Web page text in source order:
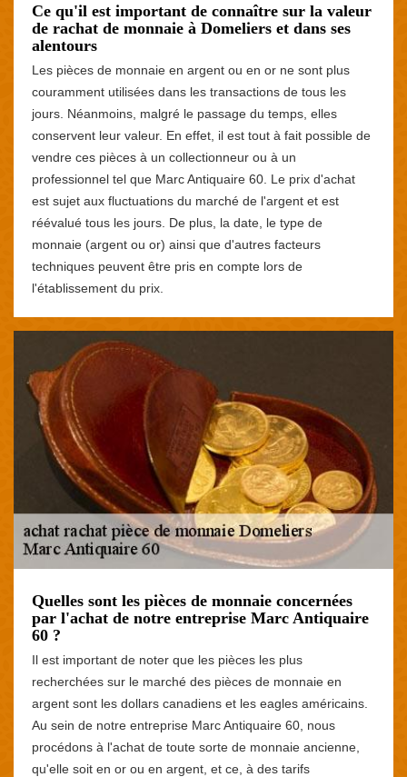
Ce qu'il est important de connaître sur la valeur
de rachat de monnaie à Domeliers et dans ses
alentours
Les pièces de monnaie en argent ou en or ne sont plus
couramment utilisées dans les transactions de tous les
jours. Néanmoins, malgré le passage du temps, elles
conservent leur valeur. En effet, il est tout à fait possible de
vendre ces pièces à un collectionneur ou à un
professionnel tel que Marc Antiquaire 60. Le prix d'achat
est sujet aux fluctuations du marché de l'argent et est
réévalué tous les jours. De plus, la date, le type de
monnaie (argent ou or) ainsi que d'autres facteurs
techniques peuvent être pris en compte lors de
l'établissement du prix.
Quelles sont les pièces de monnaie concernées
par l'achat de notre entreprise Marc Antiquaire
60 ?
Il est important de noter que les pièces les plus
recherchées sur le marché des pièces de monnaie en
argent sont les dollars canadiens et les eagles américains.
Au sein de notre entreprise Marc Antiquaire 60, nous
procédons à l'achat de toute sorte de monnaie ancienne,
qu'elle soit en or ou en argent, et ce, à des tarifs